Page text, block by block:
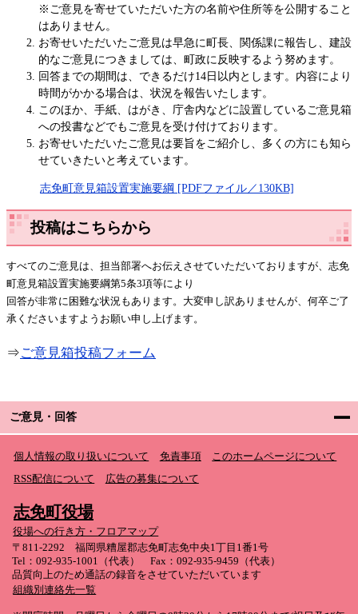
ご意見・回答
※ご意見を寄せていただいた方の名前や住所等を公開すること
はありません。
お寄せいただいたご意見は早急に町長、関係課に報告し、建設
的なご意見につきましては、町政に反映するよう努めます。
回答までの期間は、できるだけ14日以内とします。内容により
時間がかかる場合は、状況を報告いたします。
このほか、手紙、はがき、庁舎内などに設置しているご意見箱
への投書などでもご意見を受け付けております。
お寄せいただいたご意見は要旨をご紹介し、多くの方にも知ら
せていきたいと考えています。
志免町意見箱設置実施要綱 [PDFファイル／130KB]
投稿はこちらから
すべてのご意見は、担当部署へお伝えさせていただいておりますが、志免
町意見箱設置実施要綱第5条3項等により
回答が非常に困難な状況もあります。大変申し訳ありませんが、何卒ご了
承くださいますようお願い申し上げます。
⇒ご意見箱投稿フォーム
個人情報の取り扱いについて 免責事項
このホームページについて
RSS配信について
広告の募集について
志免町役場
役場への行き方・フロアマップ
〒811-2292 福岡県糟屋郡志免町志免中央1丁目1番1号
Tel：092-935-1001（代表） Fax：092-935-9459（代表）
品質向上のため通話の録音をさせていただいています
組織別連絡先一覧